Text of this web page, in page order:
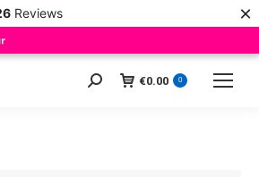
Reviews ×
Zoeken: €0.00 0